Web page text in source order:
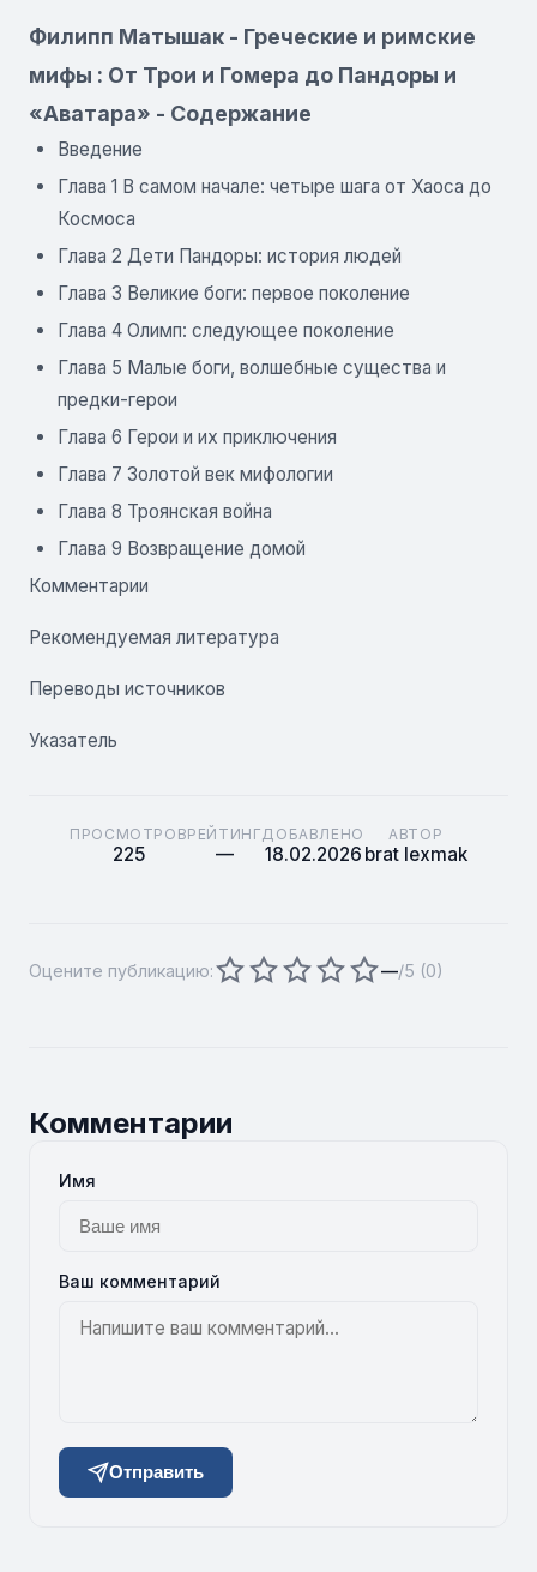
Филипп Матышак - Греческие и римские
мифы : От Трои и Гомера до Пандоры и
«Аватара» - Содержание
Введение
Глава 1 В самом начале: четыре шага от Хаоса до
Космоса
Глава 2 Дети Пандоры: история людей
Глава 3 Великие боги: первое поколение
Глава 4 Олимп: следующее поколение
Глава 5 Малые боги, волшебные существа и
предки-герои
Глава 6 Герои и их приключения
Глава 7 Золотой век мифологии
Глава 8 Троянская война
Глава 9 Возвращение домой
Комментарии
Рекомендуемая литература
Переводы источников
Указатель
ПРОСМОТРОВ
225
РЕЙТИНГ
—
ДОБАВЛЕНО
18.02.2026
АВТОР
brat lexmak
Оцените публикацию: —/5 (0)
Комментарии
Имя
Ваш комментарий
Отправить